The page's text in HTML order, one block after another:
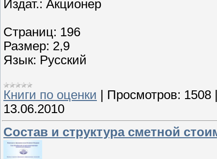
Издат.: Акционер
Страниц: 196
Размер: 2,9
Язык: Русский
Книги по оценки Просмотров: 1508
13.06.2010
Состав и структура сметной